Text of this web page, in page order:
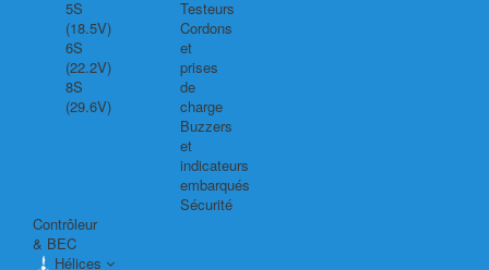
5S
(18.5V)
6S
(22.2V)
8S
(29.6V)
Testeurs
Cordons
et
prises
de
charge
Buzzers
et
indicateurs
embarqués
Sécurité
Contrôleur
& BEC
Hélices